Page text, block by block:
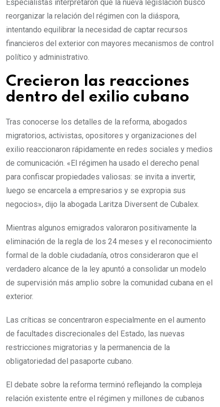
Especialistas interpretaron que la nueva legislación buscó
reorganizar la relación del régimen con la diáspora,
intentando equilibrar la necesidad de captar recursos
financieros del exterior con mayores mecanismos de control
político y administrativo.
Crecieron las reacciones
dentro del exilio cubano
Tras conocerse los detalles de la reforma, abogados
migratorios, activistas, opositores y organizaciones del
exilio reaccionaron rápidamente en redes sociales y medios
de comunicación. «El régimen ha usado el derecho penal
para confiscar propiedades valiosas: se invita a invertir,
luego se encarcela a empresarios y se expropia sus
negocios», dijo la abogada Laritza Diversent de Cubalex.
Mientras algunos emigrados valoraron positivamente la
eliminación de la regla de los 24 meses y el reconocimiento
formal de la doble ciudadanía, otros consideraron que el
verdadero alcance de la ley apuntó a consolidar un modelo
de supervisión más amplio sobre la comunidad cubana en el
exterior.
Las críticas se concentraron especialmente en el aumento
de facultades discrecionales del Estado, las nuevas
restricciones migratorias y la permanencia de la
obligatoriedad del pasaporte cubano.
El debate sobre la reforma terminó reflejando la compleja
relación existente entre el régimen y millones de cubanos